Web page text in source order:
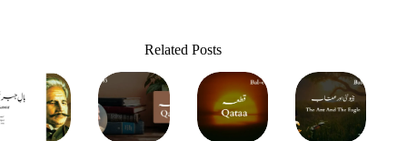
Related Posts